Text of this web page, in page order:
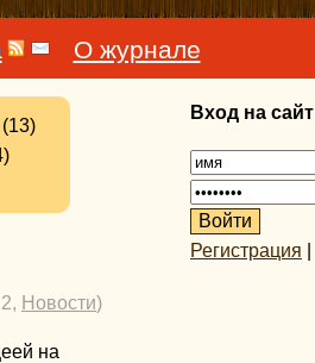
О журнале
(13)
Новости)
на
Вход на сайт
Регистрация